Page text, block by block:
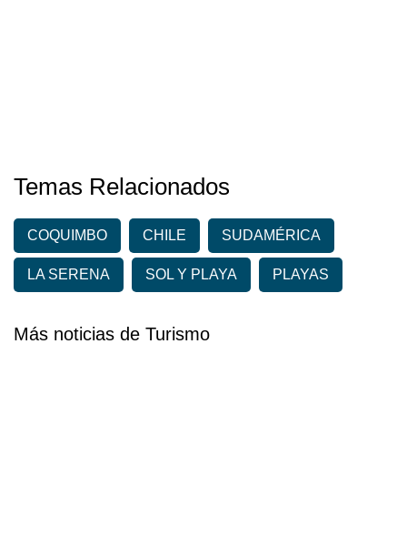
Temas Relacionados
COQUIMBO CHILE SUDAMÉRICA
LA SERENA SOL Y PLAYA PLAYAS
Más noticias de Turismo